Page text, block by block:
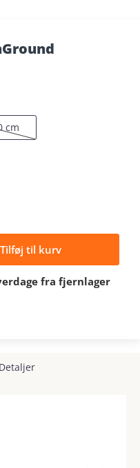
cm
option is currently unavailable.)
Tilføj til kurv
fra fjernlager
Detaljer